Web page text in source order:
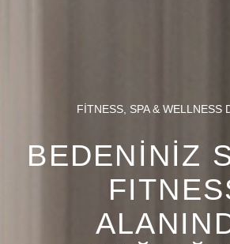
FITNESS, SPA & WELLNESS
BEDENİNİZ